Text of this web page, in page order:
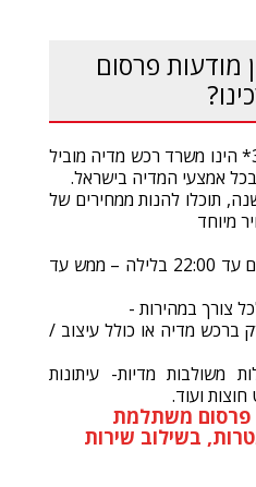
מודעות פרסום
מוקד הפרסום הארצי 3333* הינו משרד רכש מדיה מוביל
אמצעי המדיה בישראל.
וותק של מעל ל-30 שנה, תוכלו להנות ממחירים של
מיוחד
אנחנו זמינים עבורכם כל יום עד 22:00 בלילה – ממש עד
צורך במהירות -
ברכש מדיה או כולל עיצוב /
משולבות מדיות- עיתונות
חוצות ועוד.
פרסום משתלמת
בשילוב שירות